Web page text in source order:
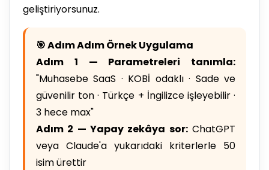
geliştiriyorsunuz.
🎯 Adım Adım Örnek Uygulama
Adım 1 — Parametreleri tanımla:
"Muhasebe SaaS · KOBİ odaklı · Sade ve
güvenilir ton · Türkçe + İngilizce işleyebilir ·
3 hece max"
Adım 2 — Yapay zekâya sor:ChatGPT
veya Claude'a yukarıdaki kriterlerle 50
isim ürettir